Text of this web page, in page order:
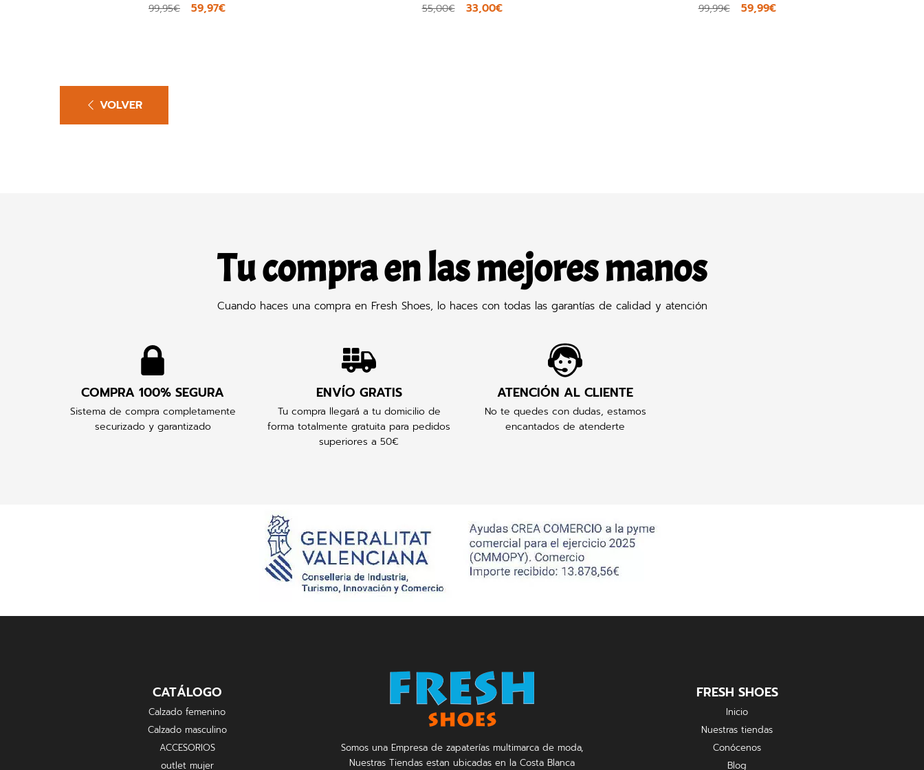
99,95€ 59,97€ 55,00€ 33,00€ 99,99€ 59,99€
VOLVER
Tu compra en las mejores manos
Cuando haces una compra en Fresh Shoes, lo haces con todas las garantías de calidad y atención
COMPRA 100% SEGURA
Sistema de compra completamente
securizado y garantizado
ENVÍO GRATIS
Tu compra llegará a tu domicilio de
forma totalmente gratuita para pedidos
superiores a 50€
ATENCIÓN AL CLIENTE
No te quedes con dudas, estamos
encantados de atenderte
CATÁLOGO
Calzado femenino
Calzado masculino
ACCESORIOS
outlet mujer
Somos una Empresa de zapaterías multimarca de moda,
Nuestras Tiendas estan ubicadas en la Costa Blanca
FRESH SHOES
Inicio
Nuestras tiendas
Conócenos
Blog